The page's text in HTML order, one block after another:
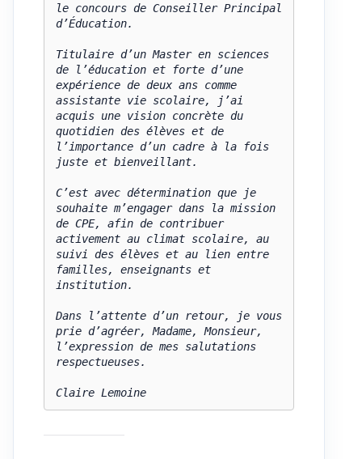
le concours de Conseiller Principal
d’Éducation.
Titulaire d’un Master en sciences
de l’éducation et forte d’une
expérience de deux ans comme
assistante vie scolaire, j’ai
acquis une vision concrète du
quotidien des élèves et de
l’importance d’un cadre à la fois
juste et bienveillant.
C’est avec détermination que je
souhaite m’engager dans la mission
de CPE, afin de contribuer
activement au climat scolaire, au
suivi des élèves et au lien entre
familles, enseignants et
institution.
Dans l’attente d’un retour, je vous
prie d’agréer, Madame, Monsieur,
l’expression de mes salutations
respectueuses.